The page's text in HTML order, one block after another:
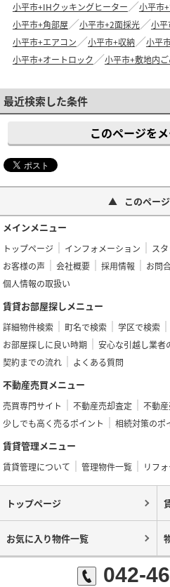
小平市+IHクッキングヒーター
小平市
小平市+角部屋
小平市+2面採光
小平
小平市+エアコン
小平市+収納
小平
小平市+オートロック
小平市+敷地内
最近検索した条件
このページを
このペー
メインメニュー
トップページ インフォメーション ス
お客様の声
会社概要 採用情報 お問
個人情報の取扱い
賃貸お部屋探しメニュー
詳細物件検索 町名で検索 学区で検索
お部屋探しに良い時期
安心な引越し業者
契約までの流れ
よくある質問
不動産売買メニュー
売買専門サイト 不動産売却査定 不動
少しでも高く売るポイント
相続対策のポ
賃貸管理メニュー
賃貸管理について 管理物件一覧 リフ
トップページ
お気に入り物件一覧
042-